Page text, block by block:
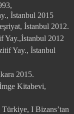
İstanbul 2015
İstanbul 2012.
Yay.,İstanbul 2012
Yay., İstanbul
2015.
Kitabevi,
I Bizans’tan